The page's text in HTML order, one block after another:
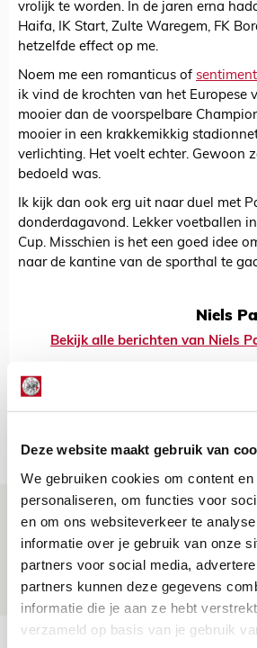
Deze website maakt gebruik van
We gebruiken cookies om content
personaliseren, om functies voor
en om ons websiteverkeer te
informatie over je gebruik van onze
partners voor social media,
partners kunnen deze gegevens
informatie die je aan ze hebt
verzameld op basis van je gebruik
vrolijk te worden. In de jaren erna
Haifa, IK Start, Zulte Waregem, FK
hetzelfde effect op me.
Noem me een romanticus of
ik vind de krochten van het Europese
mooier dan de voorspelbare
mooier in een krakkemikkig
verlichting. Het voelt echter. Gewoon
bedoeld was.
Ik kijk dan ook erg uit naar duel met
donderdagavond. Lekker voetballen
Cup. Misschien is het een goed idee
naar de kantine van de sporthal te
Niels
Bekijk alle berichten van Niels
Net binnen //
Is dit de laatste
de Johan Cruijff Arena?
07 AUGUSTUS 2026 - 00:36
NIEUWS